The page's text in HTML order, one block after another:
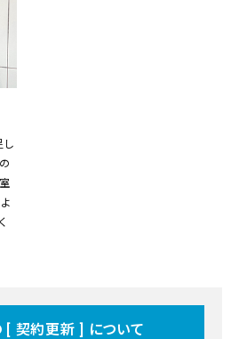
し
[ 契約更新 ] について